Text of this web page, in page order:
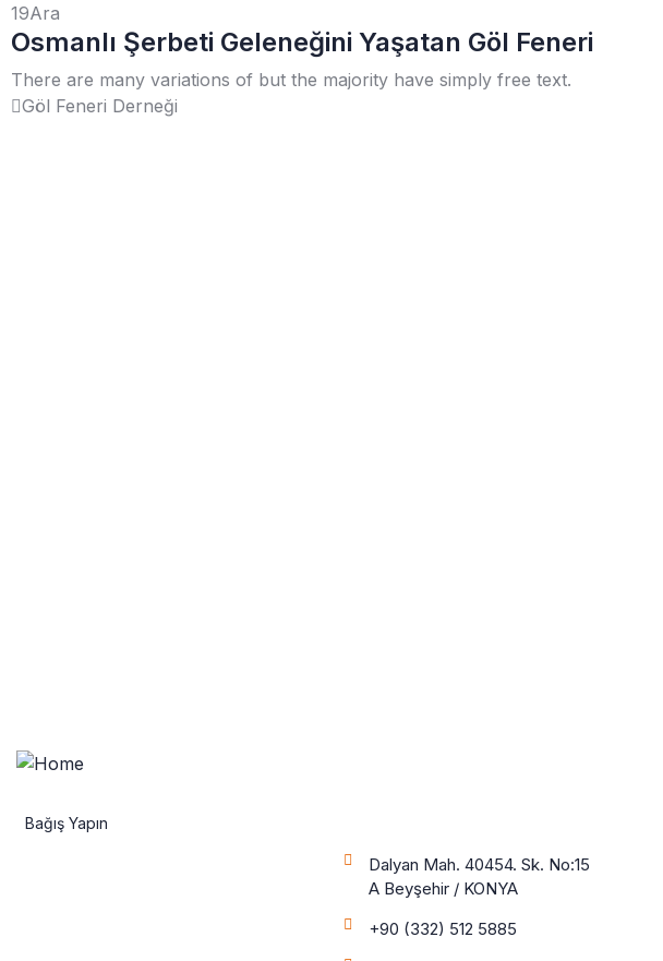
19Ara
Osmanlı Şerbeti Geleneğini Yaşatan Göl Feneri
There are many variations of but the majority have simply free text.
Göl Feneri Derneği
Bağış Yapın
Dalyan Mah. 40454. Sk. No:15
A Beyşehir / KONYA
+90 (332) 512 5885